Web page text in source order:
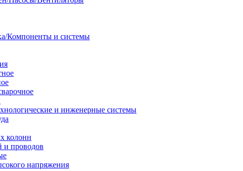
Компоненты и системы
и инженерные системы
колонн
и проводов
напряжения